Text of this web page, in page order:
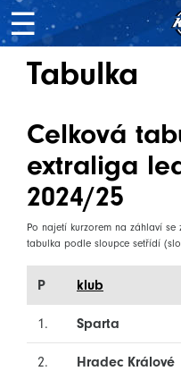
☰
Tabulka
Celková
extraliga
2024/25
Po najetí kurzorem na záhlaví se
tabulka podle sloupce setřídí
P klub
1. Sparta
2. Hradec Králové